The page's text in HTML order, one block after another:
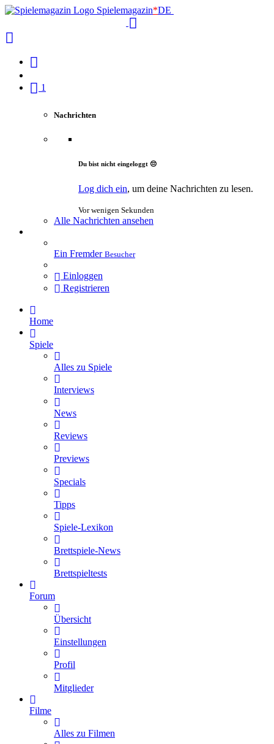
Spielemagazin*DE
1
Nachrichten
Du bist nicht eingeloggt 😔
Log dich ein, um deine Nachrichten zu lesen.
Vor wenigen Sekunden
Alle Nachrichten ansehen
Ein Fremder Besucher
Einloggen
Registrieren
Home
Spiele
Alles zu Spiele
Interviews
News
Reviews
Previews
Specials
Tipps
Spiele-Lexikon
Brettspiele-News
Brettspieltests
Forum
Übersicht
Einstellungen
Profil
Mitglieder
Filme
Alles zu Filmen